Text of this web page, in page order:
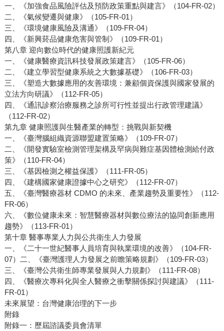
一、《加強食品風險評估及預防政策重點與建言》（104-FR-02）
二、《氣候變遷與健康》（105-FR-01）
三、《環境健康風險及溝通》（109-FR-04）
四、《新興菸品健康危害與管制》（109-FR-01）
第八章 迎向數位時代的健康照護新紀元
一、《健康醫療資訊科技發展政策建言》（105-FR-06）
二、《建立學習型健康系統之大數據基礎》（106-FR-03）
三、《塑造大數據應用的友善環境：兼顧個資保護與國家發展的
立法方向研議》（112-FR-05）
四、《通訊診察治療服務之診所可行性並提出行政管理建議》
（112-FR-02）
第九章 健康照護與生醫產業的轉型：挑戰與新契機
一、《臺灣腦組織資源聯盟建置策略》（109-FR-07）
二、《開發實驗室檢測管理架構及罕病與難症基因體檢測給付政
策》（110-FR-04）
三、《基因檢測之權益保護》（111-FR-05）
四、《建構國家健康證據中心之研究》（112-FR-07）
五、《臺灣醫療器材 CDMO 的未來、產業趨勢及重要性》（112-
FR-06）
六、《數位健康未來：智慧醫療器材與數位療法的協同創新應用
趨勢》（113-FR-01）
第十章 醫事專業人力與公共衛生人力發展
一、《二十一世紀醫事人員培育與執業環境的改善》（104-FR-
07）二、《臺灣護理人力發展之前瞻策略規劃》（109-FR-03）
三、《臺灣公共衛生師專業發展與人力規劃》（111-FR-08）
四、《醫療次專科化與全人醫療之衝擊關係探討與建議》（111-
FR-01）
未來展望：台灣健康治理的下一步
附錄
附錄一：歷屆諮議委員會清單